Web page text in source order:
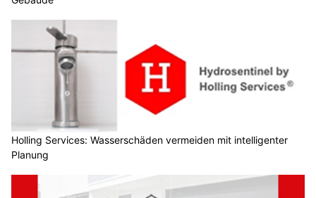
Holling Services: Wasserschäden vermeiden mit intelligenter
Planung